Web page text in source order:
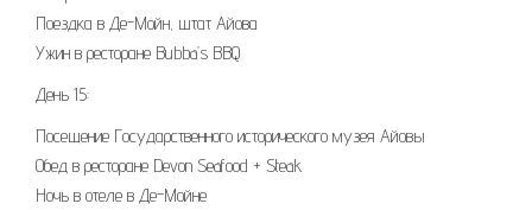
Поездка в Де-Мойн, штат Айова
Ужин в ресторане Bubba’s BBQ
День 15:
Посещение Государственного исторического музея Айовы
Обед в ресторане Devon Seafood + Steak
Ночь в отеле в Де-Мойне